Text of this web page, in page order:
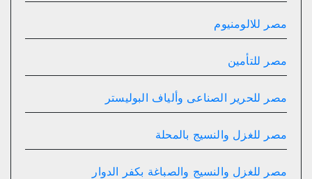
مصر للالومنيوم
مصر للتأمين
مصر للحرير الصناعى وألياف البوليستر
مصر للغزل والنسيج بالمحلة
مصر للغزل والنسيج والصباغة بكفر الدوار